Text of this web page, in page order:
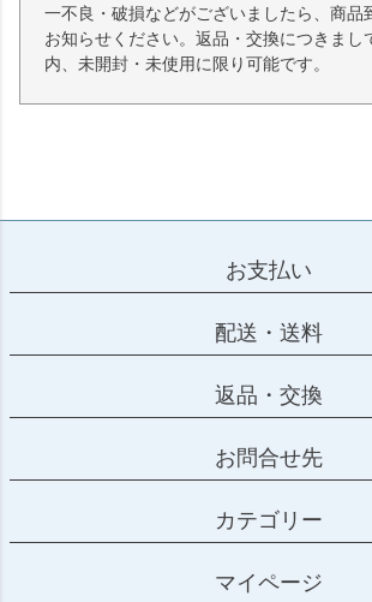
一不良・破損などがございましたら、商品
お知らせください。返品・交換につきまし
内、未開封・未使用に限り可能です。
お支払い
配送・送料
返品・交換
お問合せ先
カテゴリー
マイページ